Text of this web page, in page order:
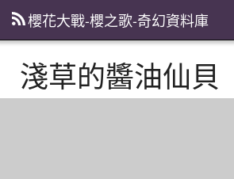
櫻花大戰-櫻之歌-奇幻資料庫
淺草的醬油仙貝